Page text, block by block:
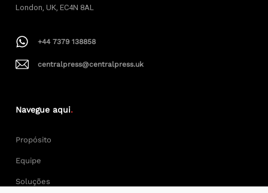
London, UK, EC4N 8AL
+44 7379 138858
centralpress@centralpress.uk
Navegue aqui.
Propósito
Equipe
Soluções